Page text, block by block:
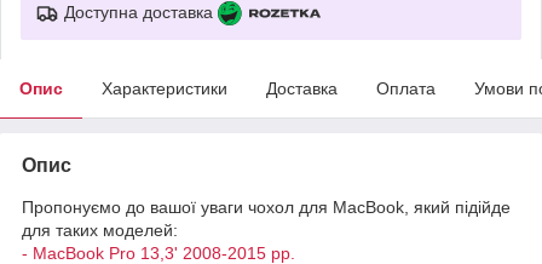
Доступна доставка
Опис Характеристики Доставка Оплата Умови
Опис
Пропонуємо до вашої уваги чохол для MacBook, який підійде
для таких моделей:
- MacBook Pro 13,3' 2008-2015 рр.